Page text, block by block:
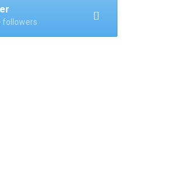
followers